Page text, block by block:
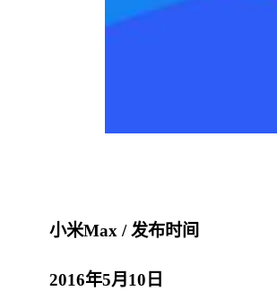
小米Max / 发布时间
2016年5月10日